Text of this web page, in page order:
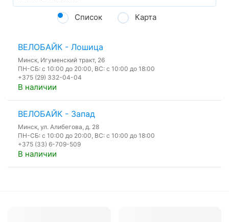
Список Карта
ВЕЛОБАЙК - Лошица
Минск, Игуменский тракт, 26
ПН-СБ: с 10:00 до 20:00, ВС: с 10:00 до 18:00
+375 (29) 332-04-04
В наличии
ВЕЛОБАЙК - Запад
Минск, ул. Алибегова, д. 28
ПН-СБ: с 10:00 до 20:00, ВС: с 10:00 до 18:00
+375 (33) 6-709-509
В наличии